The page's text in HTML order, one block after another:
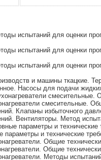
испытаний для оценки
испытаний для оценки
испытаний для оценки
и машины ткацкие.
Насосы для подачи
смесительные.
смесительные.
Клапаны избыточного
Вентиляторы. Метод
параметры и технические
и технические
Общие
Общие
Методы